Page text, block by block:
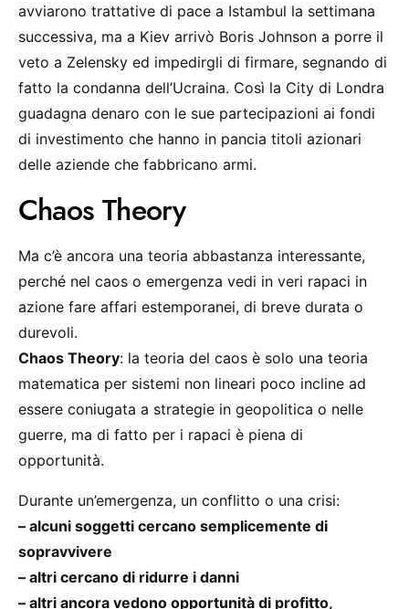
avviarono trattative di pace a Istambul la settimana
successiva, ma a Kiev arrivò Boris Johnson a porre il
veto a Zelensky ed impedirgli di firmare, segnando di
fatto la condanna dell’Ucraina. Così la City di Londra
guadagna denaro con le sue partecipazioni ai fondi
di investimento che hanno in pancia titoli azionari
delle aziende che fabbricano armi.
Chaos Theory
Ma c’è ancora una teoria abbastanza interessante,
perché nel caos o emergenza vedi in veri rapaci in
azione fare affari estemporanei, di breve durata o
durevoli.
Chaos Theory: la teoria del caos è solo una teoria
matematica per sistemi non lineari poco incline ad
essere coniugata a strategie in geopolitica o nelle
guerre, ma di fatto per i rapaci è piena di
opportunità.
Durante un’emergenza, un conflitto o una crisi:
– alcuni soggetti cercano semplicemente di
sopravvivere
– altri cercano di ridurre i danni
– altri ancora vedono opportunità di profitto,